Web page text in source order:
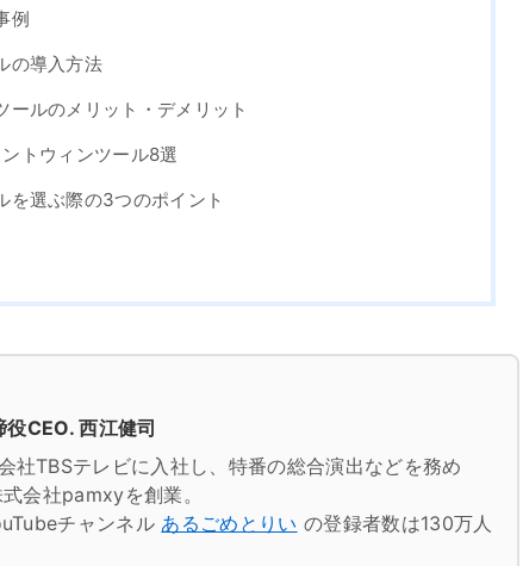
例
の導入方法
ールのメリット・デメリット
トウィンツール8選
を選ぶ際の3つのポイント
CEO. 西江健司
社TBSテレビに入社し、特番の総合演出などを務め
会社pamxyを創業。
チャンネル あるごめとりい の登録者数は130万人